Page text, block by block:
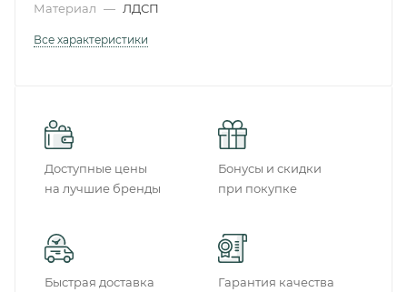
Материал — ЛДСП
Все характеристики
Доступные цены
на лучшие бренды
Бонусы и скидки
при покупке
Быстрая доставка
Гарантия качества